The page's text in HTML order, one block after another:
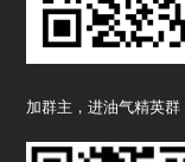
加群主，进油气精英